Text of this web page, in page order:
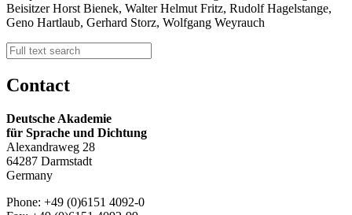
Beisitzer Horst Bienek, Walter Helmut Fritz, Rudolf Hagelstange,
Geno Hartlaub, Gerhard Storz, Wolfgang Weyrauch
Contact
Deutsche Akademie
für Sprache und Dichtung
Alexandraweg 28
64287 Darmstadt
Germany
Phone: +49 (0)6151 4092-0